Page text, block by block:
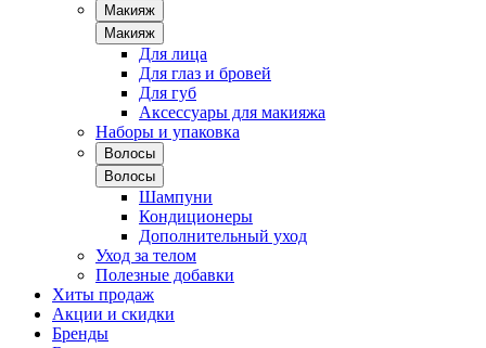
Макияж
Макияж
Для лица
Для глаз и бровей
Для губ
Аксессуары для макияжа
Наборы и упаковка
Волосы
Волосы
Шампуни
Кондиционеры
Дополнительный уход
Уход за телом
Полезные добавки
Хиты продаж
Акции и скидки
Бренды